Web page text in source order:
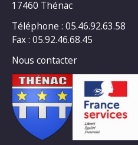
17460 Thénac
Téléphone : 05.46.92.63.58
Fax : 05.92.46.68.45
Nous contacter